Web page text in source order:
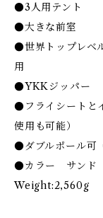
●3人用テント
●大きな前室
●世界トップレベ
用
●YKKジッパー
●フライシートと
使用も可能）
●ダブルポール可
●カラー サンド
Weight:2,560g